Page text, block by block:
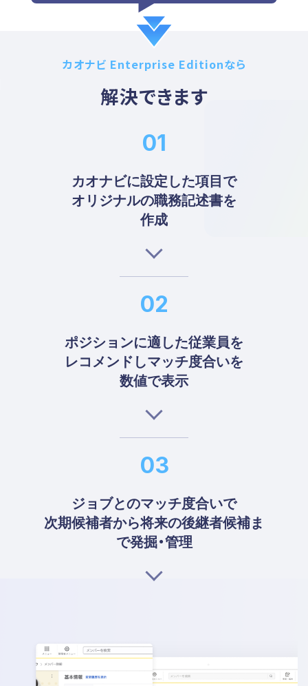
カオナビ Enterprise Editionなら
解決できます
カオナビに設定した項目で
オリジナルの職務記述書を
作成
ポジションに適した従業員を
レコメンドしマッチ度合いを
数値で表示
ジョブとのマッチ度合いで
次期候補者から将来の後継者候補ま
で発掘・管理